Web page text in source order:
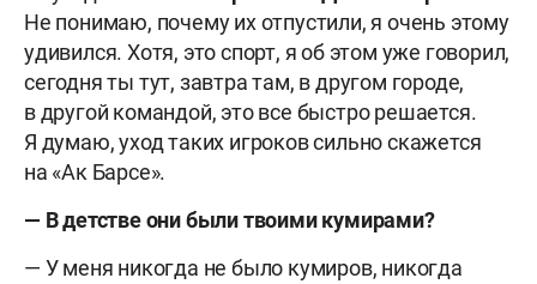
Не понимаю, почему их отпустили, я очень этому
удивился. Хотя, это спорт, я об этом уже говорил,
сегодня ты тут, завтра там, в другом городе,
в другой командой, это все быстро решается.
Я думаю, уход таких игроков сильно скажется
на «Ак Барсе».
— В детстве они были твоими кумирами?
— У меня никогда не было кумиров, никогда